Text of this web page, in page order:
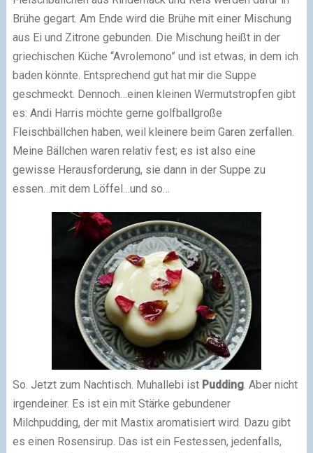
Brühe gegart. Am Ende wird die Brühe mit einer Mischung
aus Ei und Zitrone gebunden. Die Mischung heißt in der
griechischen Küche “Avrolemono” und ist etwas, in dem ich
baden könnte. Entsprechend gut hat mir die Suppe
geschmeckt. Dennoch…einen kleinen Wermutstropfen gibt
es: Andi Harris möchte gerne golfballgroße
Fleischbällchen haben, weil kleinere beim Garen zerfallen.
Meine Bällchen waren relativ fest; es ist also eine
gewisse Herausforderung, sie dann in der Suppe zu
essen…mit dem Löffel…und so…
So. Jetzt zum Nachtisch. Muhallebi ist Pudding. Aber nicht
irgendeiner. Es ist ein mit Stärke gebundener
Milchpudding, der mit Mastix aromatisiert wird. Dazu gibt
es einen Rosensirup. Das ist ein Festessen, jedenfalls,